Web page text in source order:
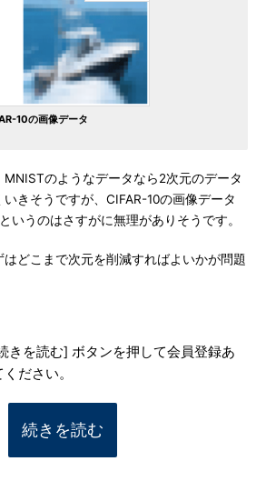
10の画像データ
のようなデータなら2次元のデータ
きそうですが、CIFAR-10の画像データ
いうのはさすがに無理がありそうです。
どこまで次元を削減すればよいかが問題
きを読む] ボタンを押して会員登録あ
ださい。
続きを読む